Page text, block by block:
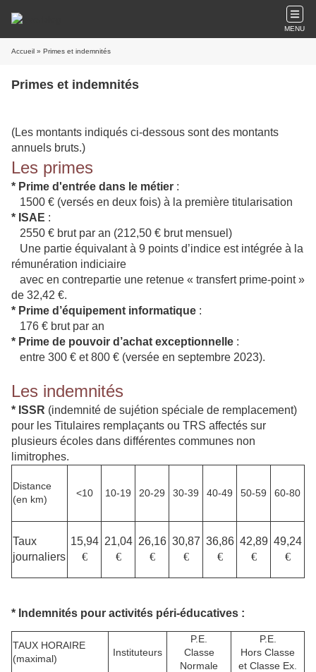
MENU
Accueil » Primes et indemnités
Primes et indemnités
(Les montants indiqués ci-dessous sont des montants
annuels bruts.)
Les primes
* Prime d'entrée dans le métier :
1500 € (versés en deux fois) à la première titularisation
* ISAE :
2550 € brut par an (212,50 € brut mensuel)
Une partie équivalant à 9 points d’indice est intégrée à la
rémunération indiciaire
avec en contrepartie une retenue « transfert prime-point »
de 32,42 €.
* Prime d’équipement informatique :
176 € brut par an
* Prime de pouvoir d’achat exceptionnelle :
entre 300 € et 800 € (versée en septembre 2023).
Les indemnités
* ISSR (indemnité de sujétion spéciale de remplacement)
pour les Titulaires remplaçants ou TRS affectés sur
plusieurs écoles dans différentes communes non
limitrophes.
Distance
(en km)
<10 10-19 20-29 30-39 40-49 50-59 60-80
Taux
journaliers
15,94
€
21,04
€
26,16
€
30,87
€
36,86
€
42,89
€
49,24
€
* Indemnités pour activités péri-éducatives :
TAUX HORAIRE
(maximal)
Instituteurs
P.E.
Classe
Normale
P.E.
Hors Classe
et Classe Ex.